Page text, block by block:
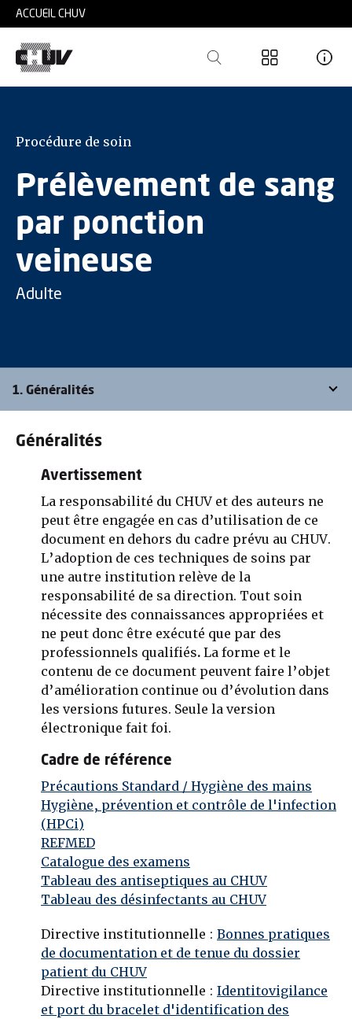
Skip to main content
ACCUEIL CHUV
Procédure de soin
Prélèvement de sang
par ponction
veineuse
Adulte
1. Généralités
Généralités
Avertissement
La responsabilité du CHUV et des auteurs ne
peut être engagée en cas d’utilisation de ce
document en dehors du cadre prévu au CHUV.
L’adoption de ces techniques de soins par
une autre institution relève de la
responsabilité de sa direction. Tout soin
nécessite des connaissances appropriées et
ne peut donc être exécuté que par des
professionnels qualifiés. La forme et le
contenu de ce document peuvent faire l’objet
d’amélioration continue ou d’évolution dans
les versions futures. Seule la version
électronique fait foi.
Cadre de référence
Précautions Standard / Hygiène des mains
Hygiène, prévention et contrôle de l'infection
(HPCi)
REFMED
Catalogue des examens
Tableau des antiseptiques au CHUV
Tableau des désinfectants au CHUV
Directive institutionnelle : Bonnes pratiques
de documentation et de tenue du dossier
patient du CHUV
Directive institutionnelle : Identitovigilance
et port du bracelet d'identification des